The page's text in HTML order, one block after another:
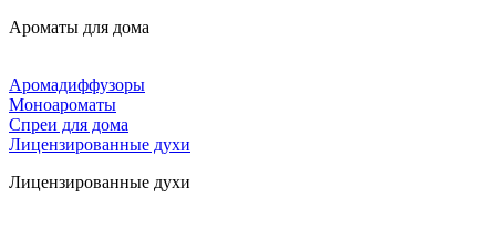
Ароматы для дома
Аромадиффузоры
Моноароматы
Спреи для дома
Лицензированные духи
Лицензированные духи